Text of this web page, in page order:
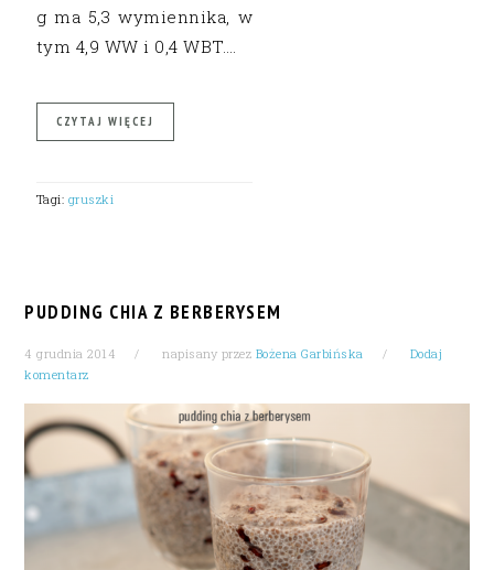
g ma 5,3 wymiennika, w
tym 4,9 WW i 0,4 WBT….
CZYTAJ WIĘCEJ
Tagi: gruszki
PUDDING CHIA Z BERBERYSEM
4 grudnia 2014 napisany przez Bożena Garbińska
Dodaj
komentarz